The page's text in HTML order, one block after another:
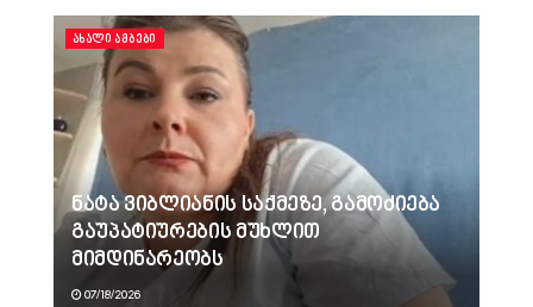
ᲐᲮᲐᲚᲘ ᲐᲛᲑᲔᲑᲘ
ნატა ვიბლიანის საქმეზე, გამოძიება
გაუპატიურების მუხლით
მიმდინარეობს
07/18/2026